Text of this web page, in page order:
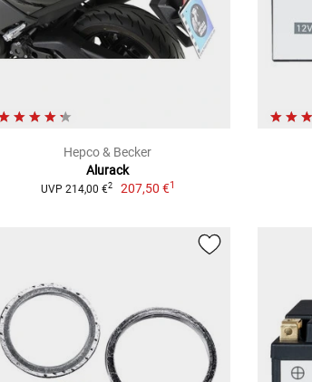
Hepco & Becker
Alurack
UVP 214,00 €2 207,50 €1